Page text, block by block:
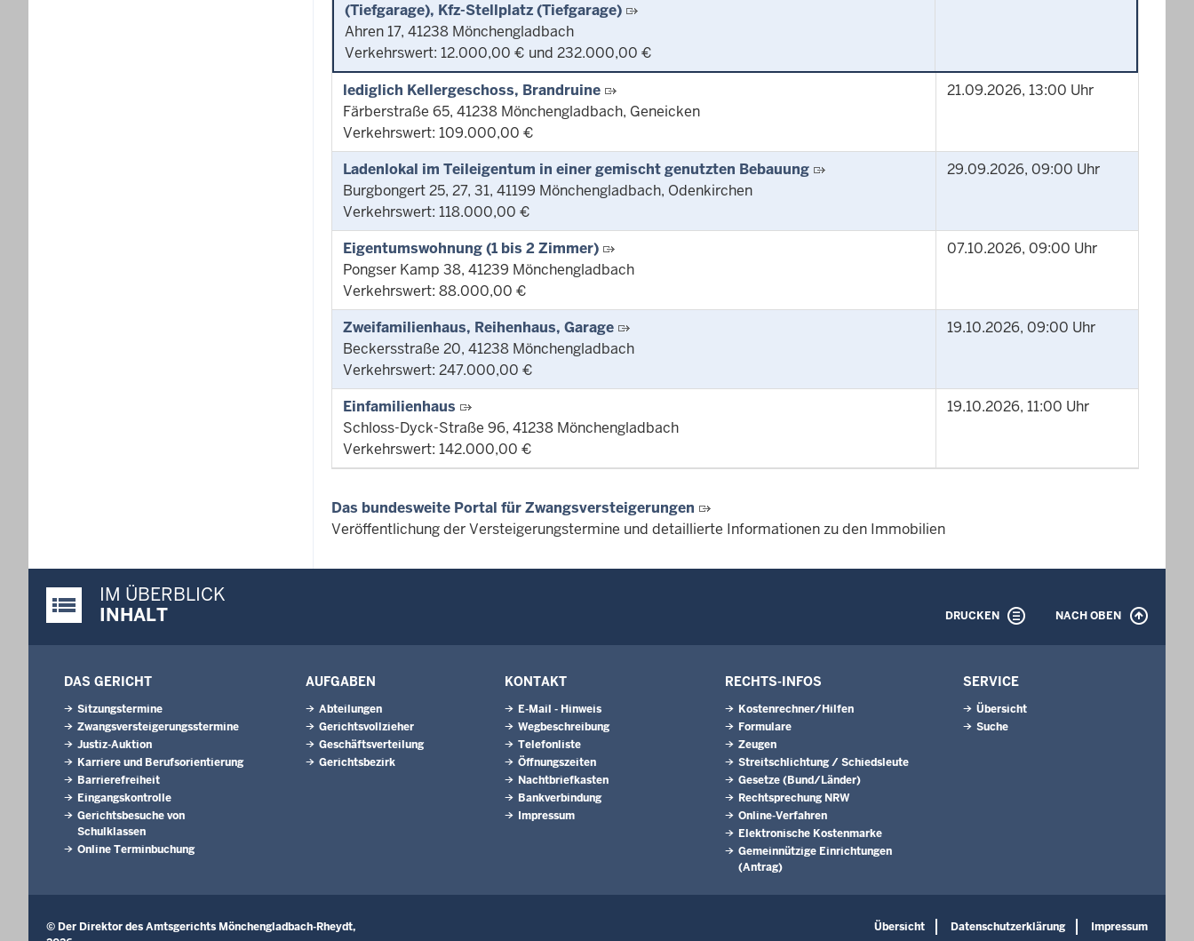
(Tiefgarage), Kfz-Stellplatz (Tiefgarage)
Ahren 17, 41238 Mönchengladbach
Verkehrswert: 12.000,00 € und 232.000,00 €
lediglich Kellergeschoss, Brandruine
Färberstraße 65, 41238 Mönchengladbach, Geneicken
Verkehrswert: 109.000,00 €
21.09.2026, 13:00 Uhr
Ladenlokal im Teileigentum in einer gemischt genutzten Bebauung
Burgbongert 25, 27, 31, 41199 Mönchengladbach, Odenkirchen
Verkehrswert: 118.000,00 €
29.09.2026, 09:00 Uhr
Eigentumswohnung (1 bis 2 Zimmer)
Pongser Kamp 38, 41239 Mönchengladbach
Verkehrswert: 88.000,00 €
07.10.2026, 09:00 Uhr
Zweifamilienhaus, Reihenhaus, Garage
Beckersstraße 20, 41238 Mönchengladbach
Verkehrswert: 247.000,00 €
19.10.2026, 09:00 Uhr
Einfamilienhaus
Schloss-Dyck-Straße 96, 41238 Mönchengladbach
Verkehrswert: 142.000,00 €
19.10.2026, 11:00 Uhr
Das bundesweite Portal für Zwangsversteigerungen
Veröffentlichung der Versteigerungstermine und detaillierte Informationen zu den Immobilien
Justiz-Portal im Überblick:
IM ÜBERBLICK
INHALT
DRUCKEN NACH OBEN
DAS GERICHT
Sitzungstermine
Zwangsversteigerungsstermine
Justiz-Auktion
Karriere und Berufsorientierung
Barrierefreiheit
Eingangskontrolle
Gerichtsbesuche von
Schulklassen
Online Terminbuchung
AUFGABEN
Abteilungen
Gerichtsvollzieher
Geschäftsverteilung
Gerichtsbezirk
KONTAKT
E-Mail - Hinweis
Wegbeschreibung
Telefonliste
Öffnungszeiten
Nachtbriefkasten
Bankverbindung
Impressum
RECHTS-INFOS
Kostenrechner/Hilfen
Formulare
Zeugen
Streitschlichtung / Schiedsleute
Gesetze (Bund/Länder)
Rechtsprechung NRW
Online-Verfahren
Elektronische Kostenmarke
Gemeinnützige Einrichtungen
(Antrag)
SERVICE
Übersicht
Suche
Übersicht Datenschutzerklärung Impressum
© Der Direktor des Amtsgerichts Mönchengladbach-Rheydt,